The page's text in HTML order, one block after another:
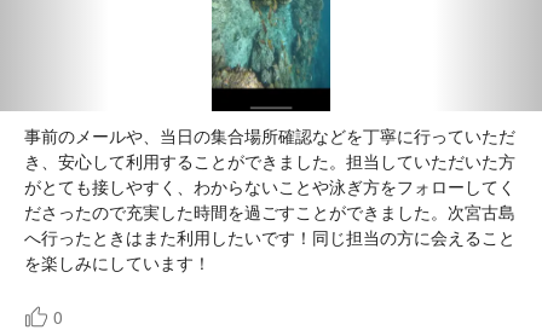
事前のメールや、当日の集合場所確認などを丁寧に行っていただ
き、安心して利用することができました。担当していただいた方
がとても接しやすく、わからないことや泳ぎ方をフォローしてく
ださったので充実した時間を過ごすことができました。次宮古島
へ行ったときはまた利用したいです！同じ担当の方に会えること
を楽しみにしています！
0